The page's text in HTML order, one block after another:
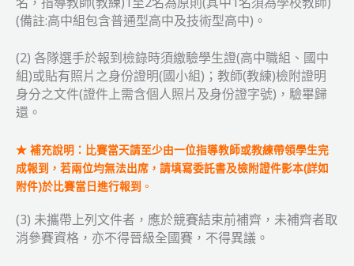
(備註:高中組包含普通型高中及技術型高中)。
(2) 各隊選手於報到檢錄時須繳驗學生證(高中職組、國中
組)或貼有照片之身份證明(國小組)；教師(教練)檢附證明
身分之文件(證件上需含個人照片及身份證字號)，驗畢歸
還。
★ 補充說明：比賽當天請至少由一位指導教師或教練帶領學生完
成報到，若兩位均無法出席，請填寫委託書及檢附證件影本(詳如
附件)於比賽當日進行報到 。
(3) 未攜帶上列文件者，應於競賽結束前補齊，未補齊者取
消參賽資格，亦不得晉級全國賽，不得異議。